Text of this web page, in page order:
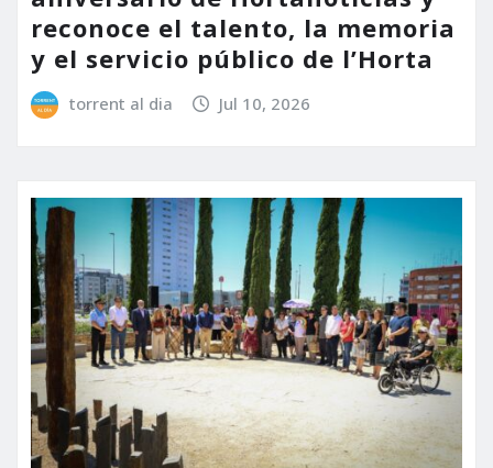
reconoce el talento, la memoria
y el servicio público de l’Horta
torrent al dia Jul 10, 2026